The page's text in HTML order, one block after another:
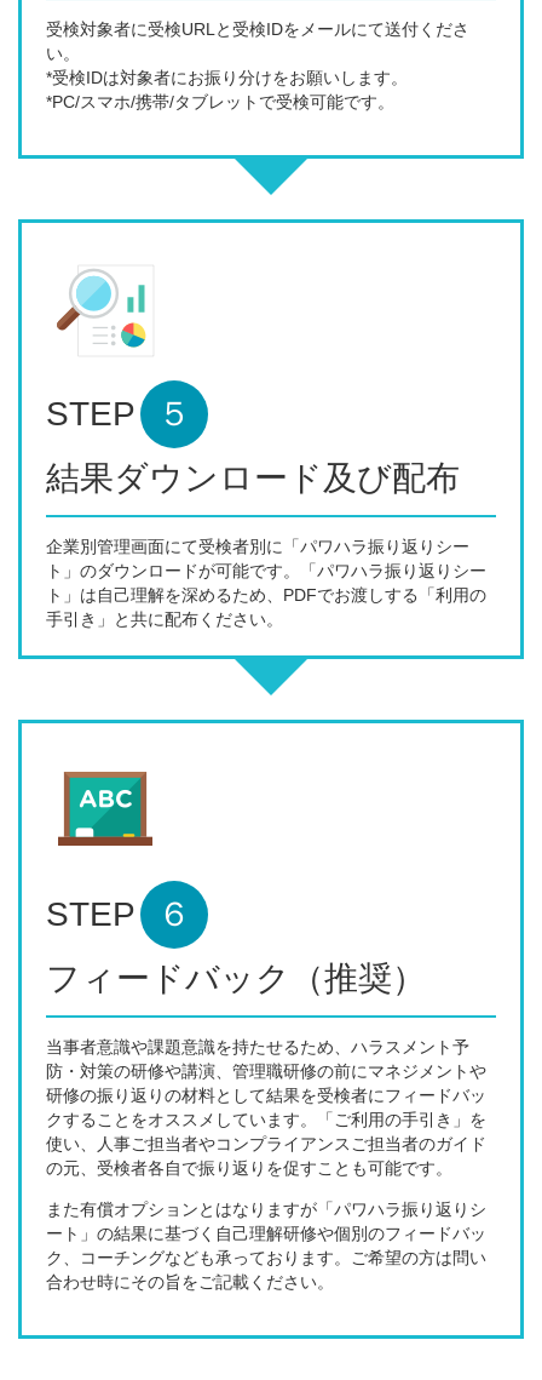
受検対象者に受検URLと受検IDをメールにて送付くださ
い。
*受検IDは対象者にお振り分けをお願いします。
*PC/スマホ/携帯/タブレットで受検可能です。
STEP
５
結果ダウンロード及び配布
企業別管理画面にて受検者別に「パワハラ振り返りシー
ト」のダウンロードが可能です。「パワハラ振り返りシー
ト」は自己理解を深めるため、PDFでお渡しする「利用の
手引き」と共に配布ください。
STEP
６
フィードバック（推奨）
当事者意識や課題意識を持たせるため、ハラスメント予
防・対策の研修や講演、管理職研修の前にマネジメントや
研修の振り返りの材料として結果を受検者にフィードバッ
クすることをオススメしています。「ご利用の手引き」を
使い、人事ご担当者やコンプライアンスご担当者のガイド
の元、受検者各自で振り返りを促すことも可能です。
また有償オプションとはなりますが「パワハラ振り返りシ
ート」の結果に基づく自己理解研修や個別のフィードバッ
ク、コーチングなども承っております。ご希望の方は問い
合わせ時にその旨をご記載ください。